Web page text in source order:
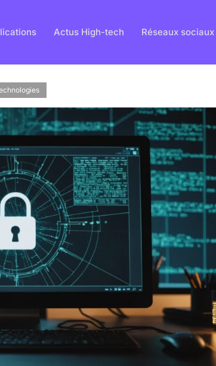
Actus High-tech Réseaux sociaux